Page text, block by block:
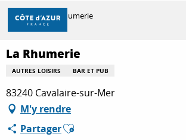
Aller
contenu
principal
DÉCOUVRIR
À FAIRE
Accueil La Rhumerie
La Rhumerie
AUTRES LOISIRS BAR ET PUB
83240 Cavalaire-sur-Mer
M'y rendre
PartagerAjouter aux favoris